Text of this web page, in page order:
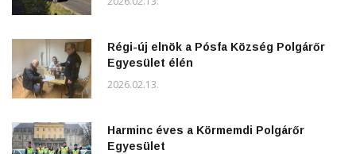
Régi-új elnök a Pósfa Község Polgárőr
Egyesület élén
2026.02.13.
Harminc éves a Körmemdi Polgárőr
Egyesület